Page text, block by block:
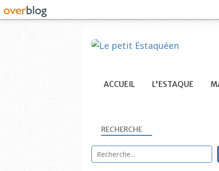
ACCUEIL L'ESTAQUE
RECHERCHE